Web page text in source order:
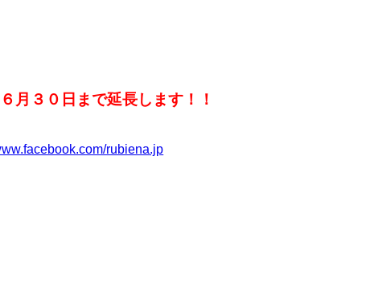
月３０日まで延長します！！
rubiena.jp